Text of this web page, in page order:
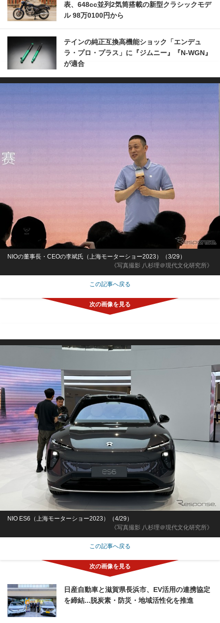
表、648cc並列2気筒搭載の新型クラシックモデ
ル 98万0100円から
テインの純正互換高機能ショック「エンデュ
ラ・プロ・プラス」に『ジムニー』『N-WGN』
が適合
《写真撮影 八杉理＠現代文化研究所》
NIOの董事長・CEOの李斌氏（上海モーターショー2023）（3/29）
この記事へ戻る
《写真撮影 八杉理＠現代文化研究所》
NIO ES6（上海モーターショー2023）（4/29）
この記事へ戻る
日産自動車と滋賀県長浜市、EV活用の連携協定
を締結...脱炭素・防災・地域活性化を推進